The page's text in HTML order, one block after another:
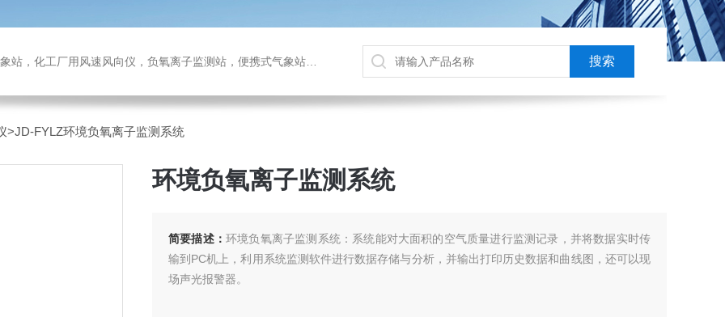
工厂用风速风向仪，负氧离子监测站，便携式气象站，水位监测站
>JD-FYLZ环境负氧离子监测系统
环境负氧离子监测系统
简要描述： 环境负氧离子监测系统：系统能对大面积的空气质量进行监测记录，并将数据实时传
输到PC机上，利用系统监测软件进行数据存储与分析，并输出打印历史数据和曲线图，还可以现
场声光报警器。